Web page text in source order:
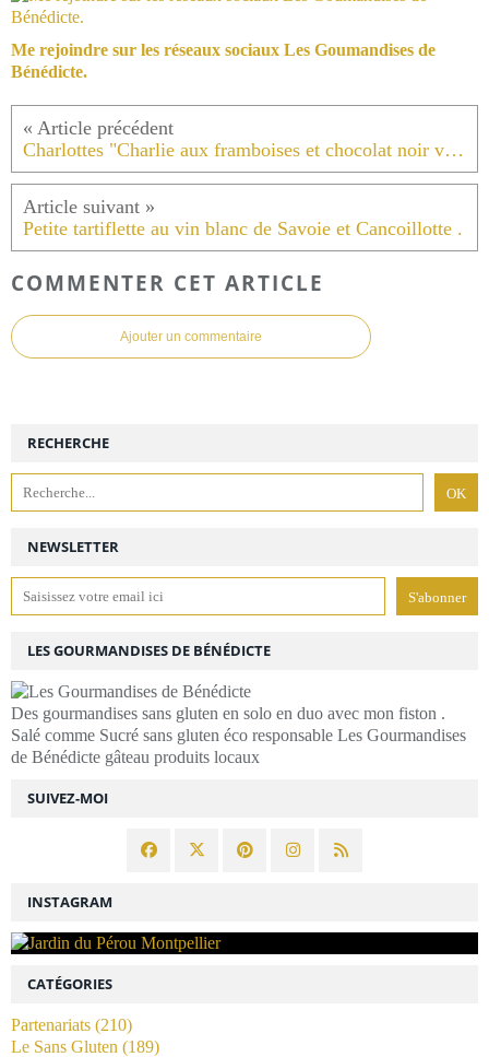
Me rejoindre sur les réseaux sociaux Les Goumandises de
Bénédicte.
Charlottes "Charlie aux framboises et chocolat noir vanille et brisures de gâteau au chocolat maison " .
Petite tartiflette au vin blanc de Savoie et Cancoillotte .
COMMENTER CET ARTICLE
Ajouter un commentaire
NEWSLETTER
SUIVEZ-MOI
RECHERCHE
LES GOURMANDISES DE BÉNÉDICTE
Des gourmandises sans gluten en solo en duo avec mon fiston .
Salé comme Sucré sans gluten éco responsable Les Gourmandises
de Bénédicte gâteau produits locaux
INSTAGRAM
CATÉGORIES
Partenariats (210)
Le Sans Gluten (189)